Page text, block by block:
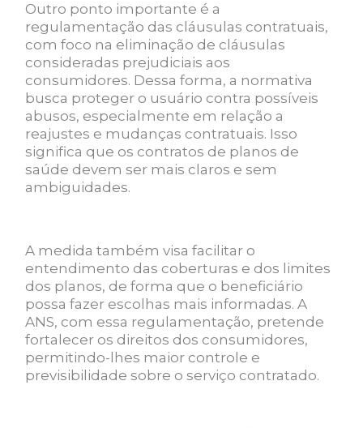
Outro ponto importante é a
regulamentação das cláusulas contratuais,
com foco na eliminação de cláusulas
consideradas prejudiciais aos
consumidores. Dessa forma, a normativa
busca proteger o usuário contra possíveis
abusos, especialmente em relação a
reajustes e mudanças contratuais. Isso
significa que os contratos de planos de
saúde devem ser mais claros e sem
ambiguidades.
A medida também visa facilitar o
entendimento das coberturas e dos limites
dos planos, de forma que o beneficiário
possa fazer escolhas mais informadas. A
ANS, com essa regulamentação, pretende
fortalecer os direitos dos consumidores,
permitindo-lhes maior controle e
previsibilidade sobre o serviço contratado.